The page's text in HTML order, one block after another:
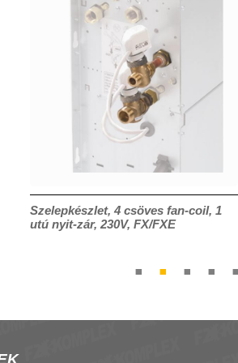
Szelepkészlet, 4 csöves fan-coil, 1
utú nyit-zár, 230V, FX/FXE